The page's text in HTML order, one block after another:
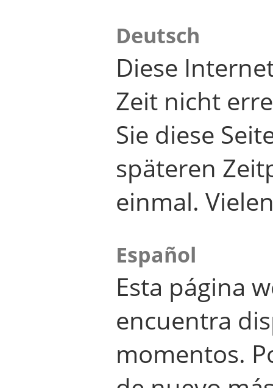
Deutsch
Diese
Zeit nicht
Sie diese
späteren
einmal.
Español
Esta página
encuentra
momentos.